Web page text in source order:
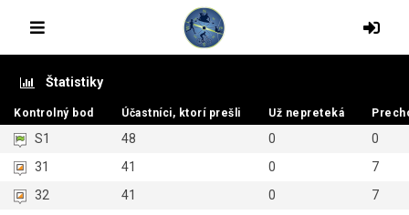
Štatistiky
Kontrolný bod Účastníci, ktorí prešli Už nepreteká
S1 48 0
0
31
41 0
7
32
41 0
7
Kontrolný bod Účastníci, ktorí prešli Už nepreteká